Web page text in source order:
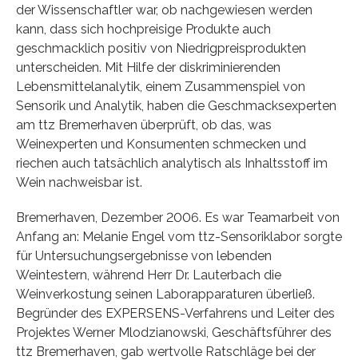
der Wissenschaftler war, ob nachgewiesen werden
kann, dass sich hochpreisige Produkte auch
geschmacklich positiv von Niedrigpreisprodukten
unterscheiden. Mit Hilfe der diskriminierenden
Lebensmittelanalytik, einem Zusammenspiel von
Sensorik und Analytik, haben die Geschmacksexperten
am ttz Bremerhaven überprüft, ob das, was
Weinexperten und Konsumenten schmecken und
riechen auch tatsächlich analytisch als Inhaltsstoff im
Wein nachweisbar ist.
Bremerhaven, Dezember 2006. Es war Teamarbeit von
Anfang an: Melanie Engel vom ttz-Sensoriklabor sorgte
für Untersuchungsergebnisse von lebenden
Weintestern, während Herr Dr. Lauterbach die
Weinverkostung seinen Laborapparaturen überließ.
Begründer des EXPERSENS-Verfahrens und Leiter des
Projektes Werner Mlodzianowski, Geschäftsführer des
ttz Bremerhaven, gab wertvolle Ratschläge bei der